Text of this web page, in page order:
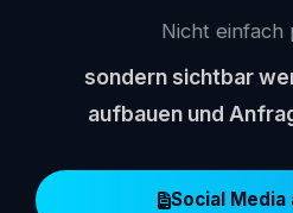
Nicht einfach
sondern sichtbar
aufbauen und
Social Media